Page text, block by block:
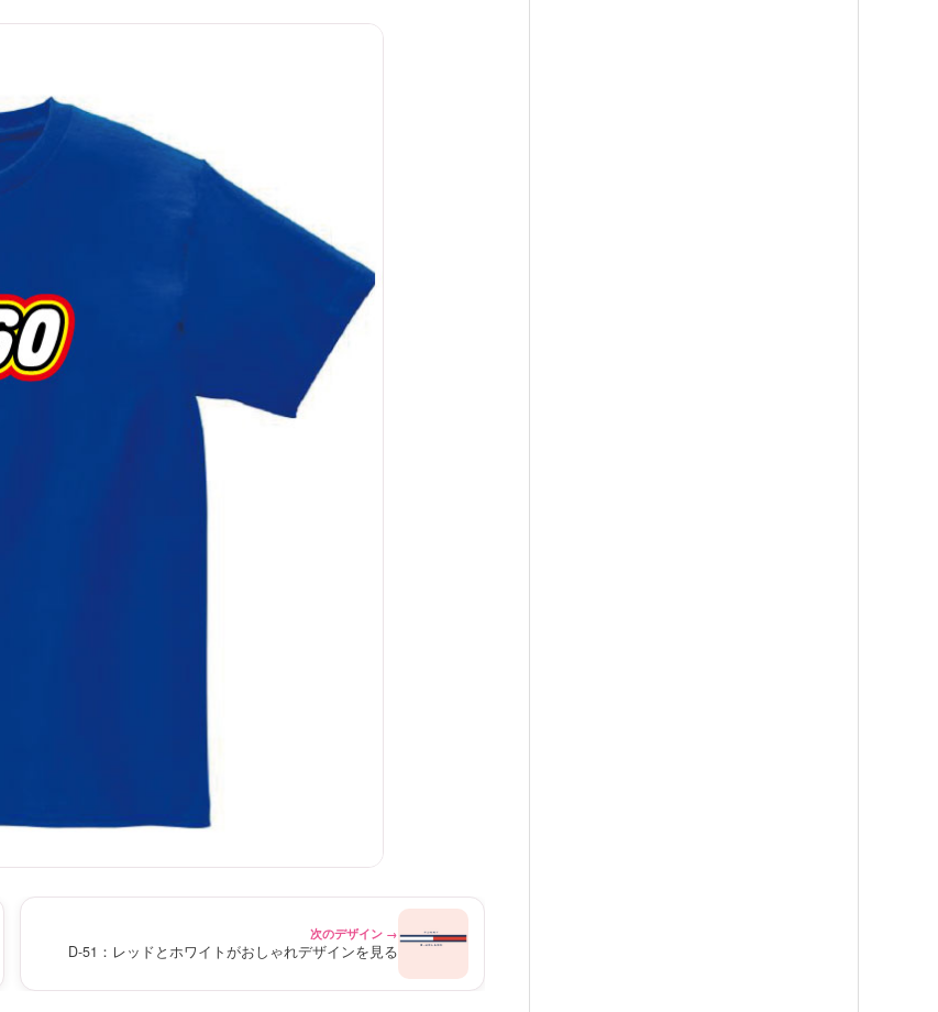
次のデザイン →
D-51：レッドとホワイトがおしゃれデザインを見る